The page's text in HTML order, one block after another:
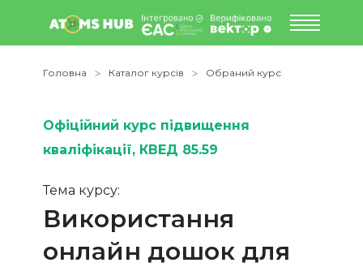
Головна Каталог курсів Обраний курс
Офіційний курс підвищення
кваліфікації, КВЕД 85.59
Тема курсу:
Використання
онлайн дошок для